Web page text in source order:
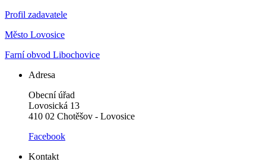
Profil zadavatele
Město Lovosice
Farní obvod Libochovice
Adresa
Obecní úřad
Lovosická 13
410 02 Chotěšov - Lovosice
Facebook
Kontakt